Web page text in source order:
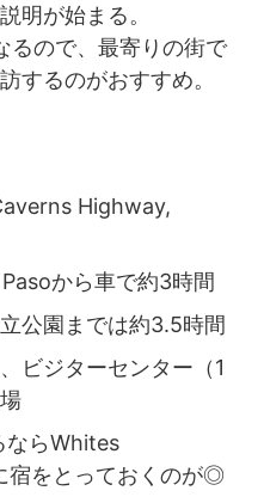
明が始まる。
ので、最寄りの街で
するのがおすすめ。
Highway,
から車で約3時間
公園までは約3.5時間
ビジターセンター（1
ならWhites
宿をとっておくのが◎